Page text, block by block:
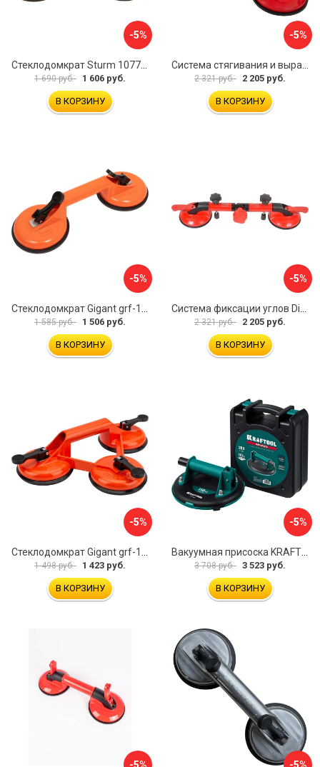
-5%
1 690 руб. 1 606 руб.
В КОРЗИНУ
-5%
2 321 руб. 2 205 руб.
В КОРЗИНУ
-5%
1 585 руб. 1 506 руб.
В КОРЗИНУ
-5%
2 321 руб. 2 205 руб.
В КОРЗИНУ
-5%
1 498 руб. 1 423 руб.
В КОРЗИНУ
-5%
3 708 руб. 3 523 руб.
В КОРЗИНУ